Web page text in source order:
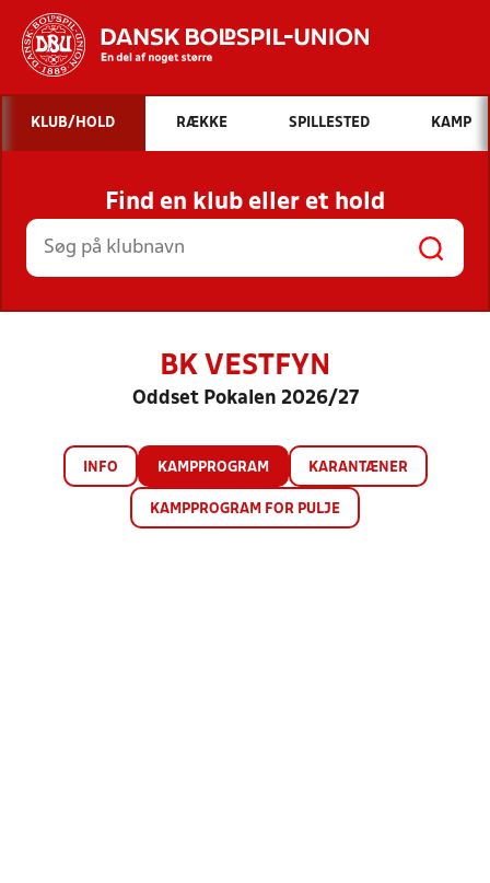
Hvad vil du søge efter?
INDHOLD OG NYHEDER
STILLINGER, RESULTATER, KLUBBER OG
HOLD
KLUB/HOLD RÆKKE SPILLESTED KAMP
Find en klub eller et hold
BK VESTFYN
Oddset Pokalen 2026/27
INFO KAMPPROGRAM KARANTÆNER
KAMPPROGRAM FOR PULJE